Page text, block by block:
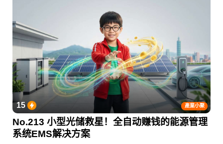
產業小聚
15
No.213 小型光储救星！全自动赚钱的能源管理
系统EMS解决方案